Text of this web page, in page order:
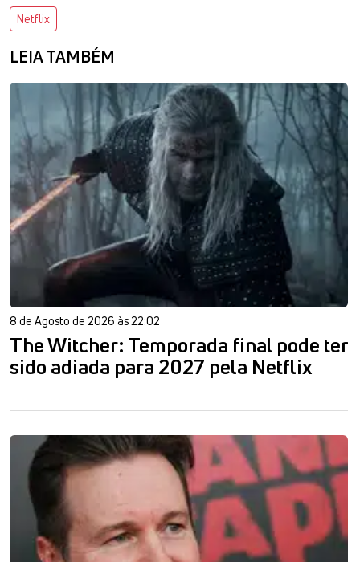
Netflix
LEIA TAMBÉM
8 de Agosto de 2026 às 22:02
The Witcher: Temporada final pode ter
sido adiada para 2027 pela Netflix